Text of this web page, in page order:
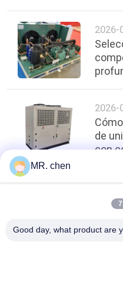
2026-
2026-
de
con
MR. chen
Good day, what product are